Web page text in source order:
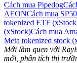
Cách mua Pipedog
AEONCách mua
tokenized ETF
(xStock)Cách mua
Meta tokenized stock
Mới làm quen với
mới, phân tích thị